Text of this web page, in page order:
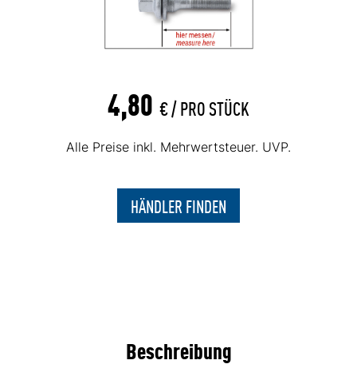
4,80 € /PRO STÜCK
Alle Preise inkl. Mehrwertsteuer. UVP.
HÄNDLER FINDEN
Beschreibung